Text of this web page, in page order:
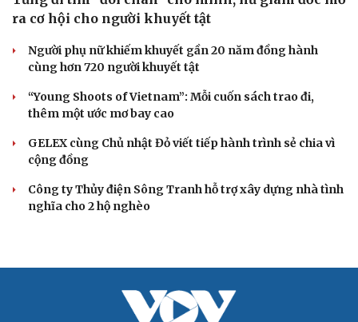
Cải chính
ra cơ hội cho người khuyết tật
Người phụ nữ khiếm khuyết gần 20 năm đồng hành
cùng hơn 720 người khuyết tật
“Young Shoots of Vietnam”: Mỗi cuốn sách trao đi,
thêm một ước mơ bay cao
GELEX cùng Chủ nhật Đỏ viết tiếp hành trình sẻ chia vì
cộng đồng
Công ty Thủy điện Sông Tranh hỗ trợ xây dựng nhà tình
nghĩa cho 2 hộ nghèo